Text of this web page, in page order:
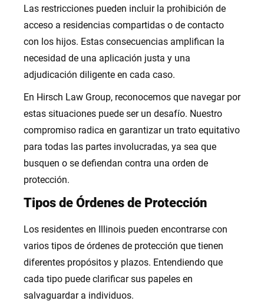
Las restricciones pueden incluir la prohibición de
acceso a residencias compartidas o de contacto
con los hijos. Estas consecuencias amplifican la
necesidad de una aplicación justa y una
adjudicación diligente en cada caso.
En Hirsch Law Group, reconocemos que navegar por
estas situaciones puede ser un desafío. Nuestro
compromiso radica en garantizar un trato equitativo
para todas las partes involucradas, ya sea que
busquen o se defiendan contra una orden de
protección.
Tipos de Órdenes de Protección
Los residentes en Illinois pueden encontrarse con
varios tipos de órdenes de protección que tienen
diferentes propósitos y plazos. Entendiendo que
cada tipo puede clarificar sus papeles en
salvaguardar a individuos.